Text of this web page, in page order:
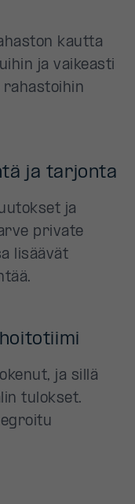
kautta
ja vaikeasti
ja tarjonta
ja
private
lisäävät
ja sillä
tulokset.